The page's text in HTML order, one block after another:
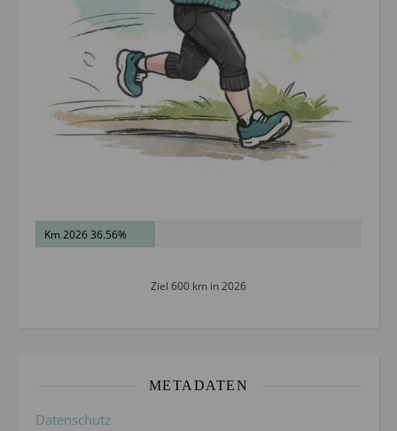
Km 2026 36.56%
Ziel 600 km in 2026
METADATEN
Datenschutz